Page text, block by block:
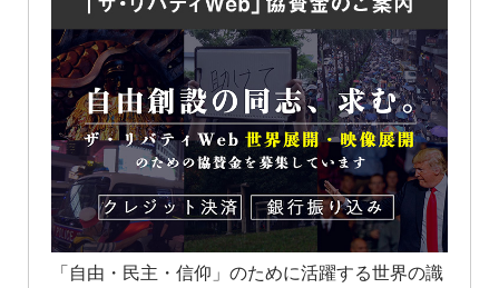
「自由・民主・信仰」のために活躍する世界の識